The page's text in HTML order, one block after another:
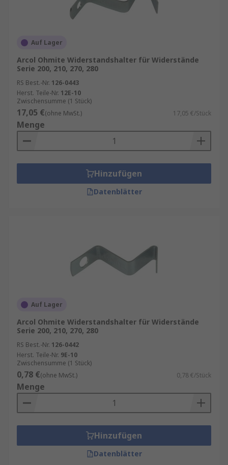
Auf Lager
Arcol Ohmite Widerstandshalter für Widerstände
Serie 200, 210, 270, 280
RS Best.-Nr. 126-0443
Herst. Teile-Nr. 12E-10
Zwischensumme (1 Stück)
17,05 €(ohne MwSt.) 17,05 €/Stück
Menge
Hinzufügen
Datenblätter
Auf Lager
Arcol Ohmite Widerstandshalter für Widerstände
Serie 200, 210, 270, 280
RS Best.-Nr. 126-0442
Herst. Teile-Nr. 9E-10
Zwischensumme (1 Stück)
0,78 €(ohne MwSt.) 0,78 €/Stück
Menge
Hinzufügen
Datenblätter